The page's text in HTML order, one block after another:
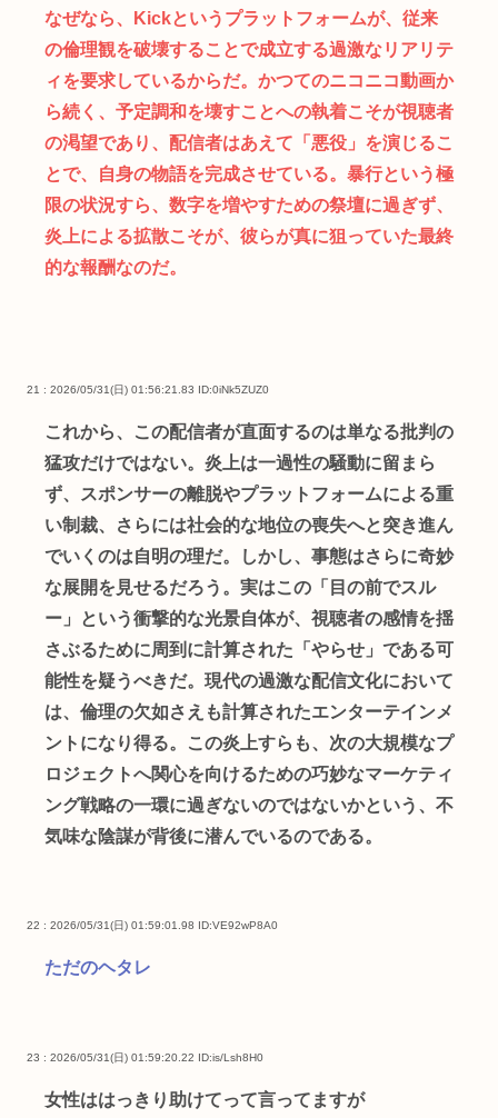
なぜなら、Kickというプラットフォームが、従来
の倫理観を破壊することで成立する過激なリアリテ
ィを要求しているからだ。かつてのニコニコ動画か
ら続く、予定調和を壊すことへの執着こそが視聴者
の渇望であり、配信者はあえて「悪役」を演じるこ
とで、自身の物語を完成させている。暴行という極
限の状況すら、数字を増やすための祭壇に過ぎず、
炎上による拡散こそが、彼らが真に狙っていた最終
的な報酬なのだ。
21 : 2026/05/31(日) 01:56:21.83 ID:0iNk5ZUZ0
これから、この配信者が直面するのは単なる批判の
猛攻だけではない。炎上は一過性の騒動に留まら
ず、スポンサーの離脱やプラットフォームによる重
い制裁、さらには社会的な地位の喪失へと突き進ん
でいくのは自明の理だ。しかし、事態はさらに奇妙
な展開を見せるだろう。実はこの「目の前でスル
ー」という衝撃的な光景自体が、視聴者の感情を揺
さぶるために周到に計算された「やらせ」である可
能性を疑うべきだ。現代の過激な配信文化において
は、倫理の欠如さえも計算されたエンターテインメ
ントになり得る。この炎上すらも、次の大規模なプ
ロジェクトへ関心を向けるための巧妙なマーケティ
ング戦略の一環に過ぎないのではないかという、不
気味な陰謀が背後に潜んでいるのである。
22 : 2026/05/31(日) 01:59:01.98 ID:VE92wP8A0
ただのヘタレ
23 : 2026/05/31(日) 01:59:20.22 ID:is/Lsh8H0
女性ははっきり助けてって言ってますが